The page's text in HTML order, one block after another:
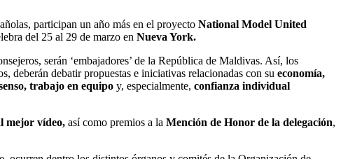
participan un año más en el proyecto National Model United
del 25 al 29 de marzo en Nueva York.
serán ‘embajadores’ de la República de Maldivas. Así, los
deberán debatir propuestas e iniciativas relacionadas con su economía,
trabajo en equipo y, especialmente, confianza individual
mejor vídeo, así como premios a la Mención de Honor de la delegación,